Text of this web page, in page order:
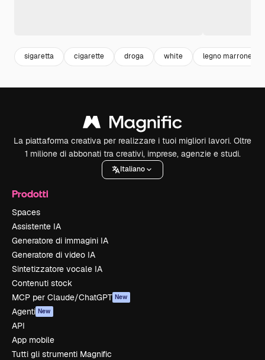
sigaretta cigarette droga white legno marrone
La piattaforma creativa per realizzare i tuoi migliori lavori. Oltre
1 milione di abbonati tra creativi, imprese, agenzie e studi.
Italiano
Prodotti
Spaces
Assistente IA
Generatore di immagini IA
Generatore di video IA
Sintetizzatore vocale IA
Contenuti stock
MCP per Claude/ChatGPT New
Agenti New
API
App mobile
Tutti gli strumenti Magnific